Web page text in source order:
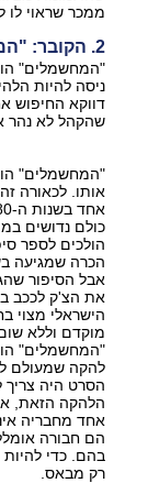
ממכר שראוי לו להפוך -
2. הקובר: "המחשמלים"
ניסה להיות
דווקא החיפוש
שהקהל לא נהר
"המחשמלים"
אותו. לכאורה
כולם נדושים
הולכים לספר
הכרה שמגיעה
אבל הסיפור
את הצ'ק לככב
הישראלי מצוי
מוקדם וללא
"המחשמלים"
להקה שמעולם
הסרט היה
הלהקה הזאת,
אחד מחבריה
הם חבורה
בהם. כדי
רק מבאס.